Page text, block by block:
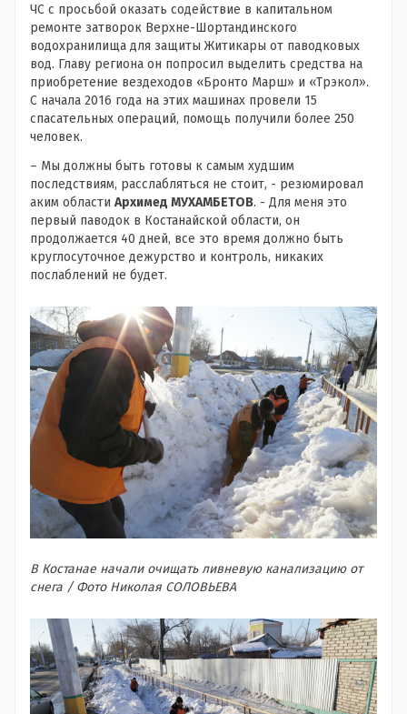
ЧС с просьбой оказать содействие в капитальном
ремонте затворок Верхне-Шортандинского
водохранилища для защиты Житикары от паводковых
вод. Главу региона он попросил выделить средства на
приобретение вездеходов «Бронто Марш» и «Трэкол».
С начала 2016 года на этих машинах провели 15
спасательных операций, помощь получили более 250
человек.
– Мы должны быть готовы к самым худшим
последствиям, расслабляться не стоит, - резюмировал
аким области Архимед МУХАМБЕТОВ. - Для меня это
первый паводок в Костанайской области, он
продолжается 40 дней, все это время должно быть
круглосуточное дежурство и контроль, никаких
послаблений не будет.
В Костанае начали очищать ливневую канализацию от
снега / Фото Николая СОЛОВЬЕВА